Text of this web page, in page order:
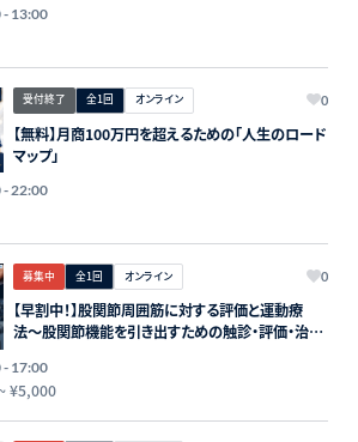
- 13:00
受付終了 全1回 オンライン 0
【無料】月商100万円を超えるための「人生のロード
マップ」
- 22:00
募集中 全1回 オンライン 0
【早割中！】股関節周囲筋に対する評価と運動療
法〜股関節機能を引き出すための触診・評価・治療
ライフ】
- 17:00
¥5,000